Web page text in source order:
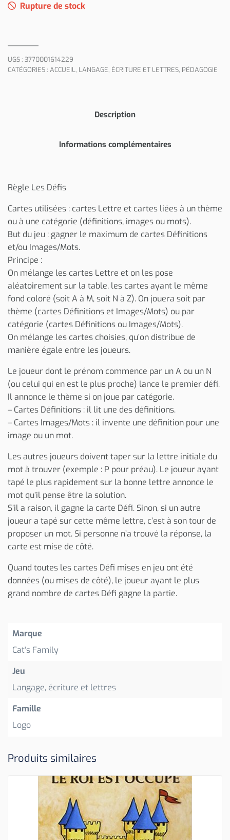
Rupture de stock
UGS : 3770001614229
CATÉGORIES : ACCUEIL, LANGAGE, ÉCRITURE ET LETTRES, PÉDAGOGIE
Description
Informations complémentaires
Règle Les Défis
Cartes utilisées : cartes Lettre et cartes liées à un thème
ou à une catégorie (définitions, images ou mots).
But du jeu : gagner le maximum de cartes Définitions
et/ou Images/Mots.
Principe :
On mélange les cartes Lettre et on les pose
aléatoirement sur la table, les cartes ayant le même
fond coloré (soit A à M, soit N à Z). On jouera soit par
thème (cartes Définitions et Images/Mots) ou par
catégorie (cartes Définitions ou Images/Mots).
On mélange les cartes choisies, qu’on distribue de
manière égale entre les joueurs.
Le joueur dont le prénom commence par un A ou un N
(ou celui qui en est le plus proche) lance le premier défi.
Il annonce le thème si on joue par catégorie.
– Cartes Définitions : il lit une des définitions.
– Cartes Images/Mots : il invente une définition pour une
image ou un mot.
Les autres joueurs doivent taper sur la lettre initiale du
mot à trouver (exemple : P pour préau). Le joueur ayant
tapé le plus rapidement sur la bonne lettre annonce le
mot qu’il pense être la solution.
S’il a raison, il gagne la carte Défi. Sinon, si un autre
joueur a tapé sur cette même lettre, c’est à son tour de
proposer un mot. Si personne n’a trouvé la réponse, la
carte est mise de côté.
Quand toutes les cartes Défi mises en jeu ont été
données (ou mises de côté), le joueur ayant le plus
grand nombre de cartes Défi gagne la partie.
Marque
Cat's Family
Jeu
Langage, écriture et lettres
Famille
Logo
Produits similaires